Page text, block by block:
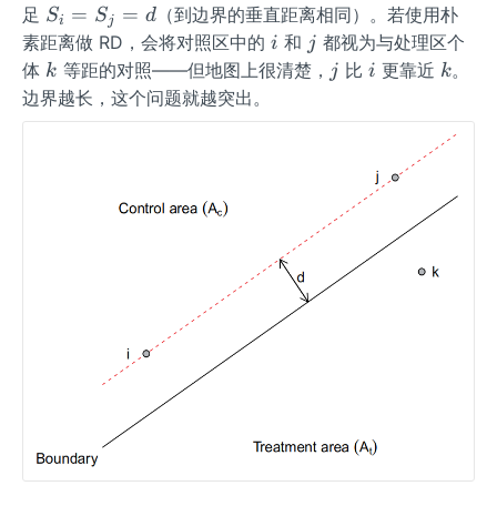
足 S
_i
=
S
_
Si = Sj = d（到边界的垂直距离相同）。若使用朴
素距离做 RD，会将对照区中的 i
i 和 jj 都视为与处理区个
体 k
k 等距的对照——但地图上很清楚， jj 比 i
i 更靠近 k
k。
边界越长，这个问题就越突出。